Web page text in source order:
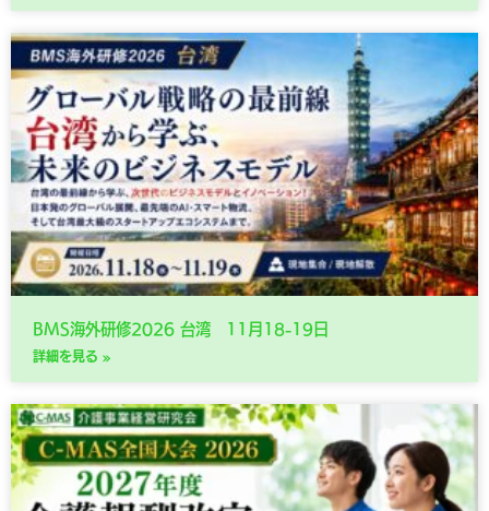
BMS海外研修2026 台湾 11月18-19日
詳細を見る »